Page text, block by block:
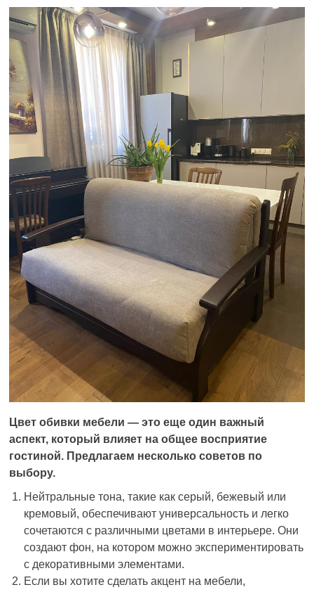
Цвет обивки мебели — это еще один важный
аспект, который влияет на общее восприятие
гостиной. Предлагаем несколько советов по
выбору.
Нейтральные тона, такие как серый, бежевый или
кремовый, обеспечивают универсальность и легко
сочетаются с различными цветами в интерьере. Они
создают фон, на котором можно экспериментировать
с декоративными элементами.
Если вы хотите сделать акцент на мебели,